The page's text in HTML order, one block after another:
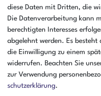
diese Daten mit Dritten, die
Die Datenverarbeitung kann
berechtigten Interesses
abgelehnt werden. Es besteht
die Einwilligung zu einem
widerrufen. Beachten Sie
zur Verwendung
schutz­erklärung.